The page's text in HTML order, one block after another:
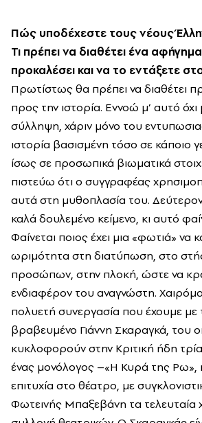
Πώς υποδέχεστε τους νέους
Τι πρέπει να διαθέτει ένα
προκαλέσει και να το εντάξετε
Πρωτίστως θα πρέπει να διαθέτει
προς την ιστορία. Εννοώ μ’ αυτό
σύλληψη, χάριν μόνο του
ιστορία βασισμένη τόσο σε κάποιο
ίσως σε προσωπικά βιωματικά
πιστεύω ότι ο συγγραφέας
αυτά στη μυθοπλασία του.
καλά δουλεμένο κείμενο, κι αυτό
Φαίνεται ποιος έχει μια «φωτιά» να
ωριμότητα στη διατύπωση, στο
προσώπων, στην πλοκή, ώστε να
ενδιαφέρον του αναγνώστη.
πολυετή συνεργασία που έχουμε με
βραβευμένο Γιάννη Σκαραγκά, του
κυκλοφορούν στην Κριτική ήδη
ένας μονόλογος –«Η Κυρά της Ρω»,
επιτυχία στο θέατρο, με
Φωτεινής Μπαξεβάνη τα τελευταία